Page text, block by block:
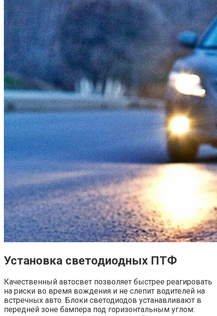
Установка светодиодных ПТФ
Качественный автосвет позволяет быстрее реагировать
на риски во время вождения и не слепит водителей на
встречных авто. Блоки светодиодов устанавливают в
передней зоне бампера под горизонтальным углом: